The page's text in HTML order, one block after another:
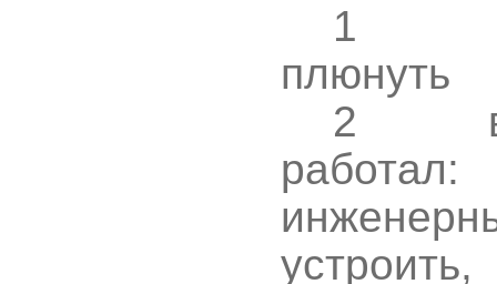
1
плюнуть
2